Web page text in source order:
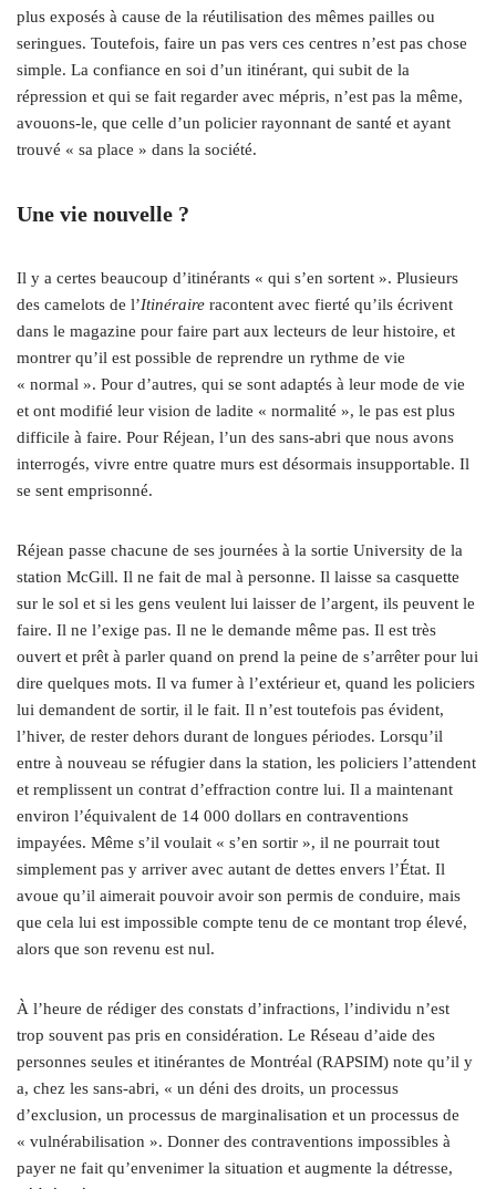
plus exposés à cause de la réutilisation des mêmes pailles ou
seringues. Toutefois, faire un pas vers ces centres n’est pas chose
simple. La confiance en soi d’un itinérant, qui subit de la
répression et qui se fait regarder avec mépris, n’est pas la même,
avouons-le, que celle d’un policier rayonnant de santé et ayant
trouvé « sa place » dans la société.
Une vie nouvelle ?
Il y a certes beaucoup d’itinérants « qui s’en sortent ». Plusieurs
des camelots de l’Itinéraire racontent avec fierté qu’ils écrivent
dans le magazine pour faire part aux lecteurs de leur histoire, et
montrer qu’il est possible de reprendre un rythme de vie
« normal ». Pour d’autres, qui se sont adaptés à leur mode de vie
et ont modifié leur vision de ladite « normalité », le pas est plus
difficile à faire. Pour Réjean, l’un des sans-abri que nous avons
interrogés, vivre entre quatre murs est désormais insupportable. Il
se sent emprisonné.
Réjean passe chacune de ses journées à la sortie University de la
station McGill. Il ne fait de mal à personne. Il laisse sa casquette
sur le sol et si les gens veulent lui laisser de l’argent, ils peuvent le
faire. Il ne l’exige pas. Il ne le demande même pas. Il est très
ouvert et prêt à parler quand on prend la peine de s’arrêter pour lui
dire quelques mots. Il va fumer à l’extérieur et, quand les policiers
lui demandent de sortir, il le fait. Il n’est toutefois pas évident,
l’hiver, de rester dehors durant de longues périodes. Lorsqu’il
entre à nouveau se réfugier dans la station, les policiers l’attendent
et remplissent un contrat d’effraction contre lui. Il a maintenant
environ l’équivalent de 14 000 dollars en contraventions
impayées. Même s’il voulait « s’en sortir », il ne pourrait tout
simplement pas y arriver avec autant de dettes envers l’État. Il
avoue qu’il aimerait pouvoir avoir son permis de conduire, mais
que cela lui est impossible compte tenu de ce montant trop élevé,
alors que son revenu est nul.
À l’heure de rédiger des constats d’infractions, l’individu n’est
trop souvent pas pris en considération. Le Réseau d’aide des
personnes seules et itinérantes de Montréal (RAPSIM) note qu’il y
a, chez les sans-abri, « un déni des droits, un processus
d’exclusion, un processus de marginalisation et un processus de
« vulnérabilisation ». Donner des contraventions impossibles à
payer ne fait qu’envenimer la situation et augmente la détresse,